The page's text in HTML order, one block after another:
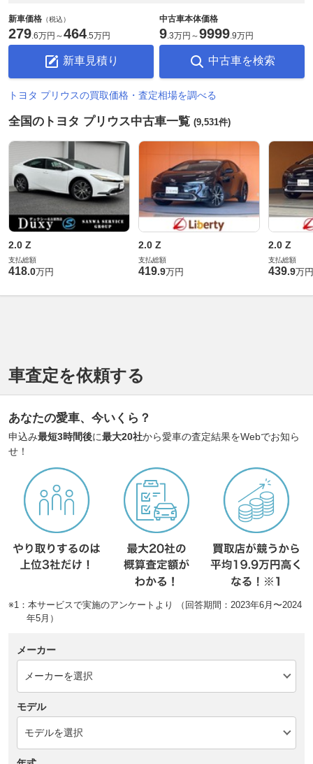
新車価格 （税込）
279.6万円 ～464.5万円
新車見積り
中古車本体価格
9.3万円 ～9999.9万円
中古車を検索
トヨタ プリウスの買取価格・査定相場を調べる
全国のトヨタ プリウス中古車一覧 (9,531件)
2.0 Z
支払総額
418.0万円
2.0 Z
支払総額
419.9万円
2.0 Z
支払総額
439.9万円
車査定を依頼する
あなたの愛車、今いくら？
申込み最短3時間後に最大20社から愛車の査定結果をWebでお知ら
せ！
※1：本サービスで実施のアンケートより （回答期間：2023年6月〜2024
年5月）
メーカー
モデル